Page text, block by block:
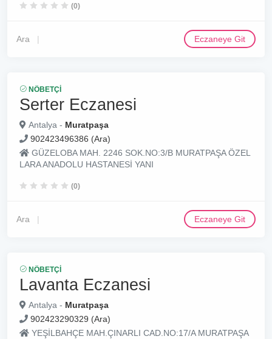
(0)
Ara Eczaneye Git
NÖBETÇI
Serter Eczanesi
Antalya - Muratpaşa
902423496386 (Ara)
GÜZELOBA MAH. 2246 SOK.NO:3/B MURATPAŞA ÖZEL
LARA ANADOLU HASTANESİ YANI
(0)
Ara Eczaneye Git
NÖBETÇI
Lavanta Eczanesi
Antalya - Muratpaşa
902423290329 (Ara)
YEŞİLBAHÇE MAH.ÇINARLI CAD.NO:17/A MURATPAŞA